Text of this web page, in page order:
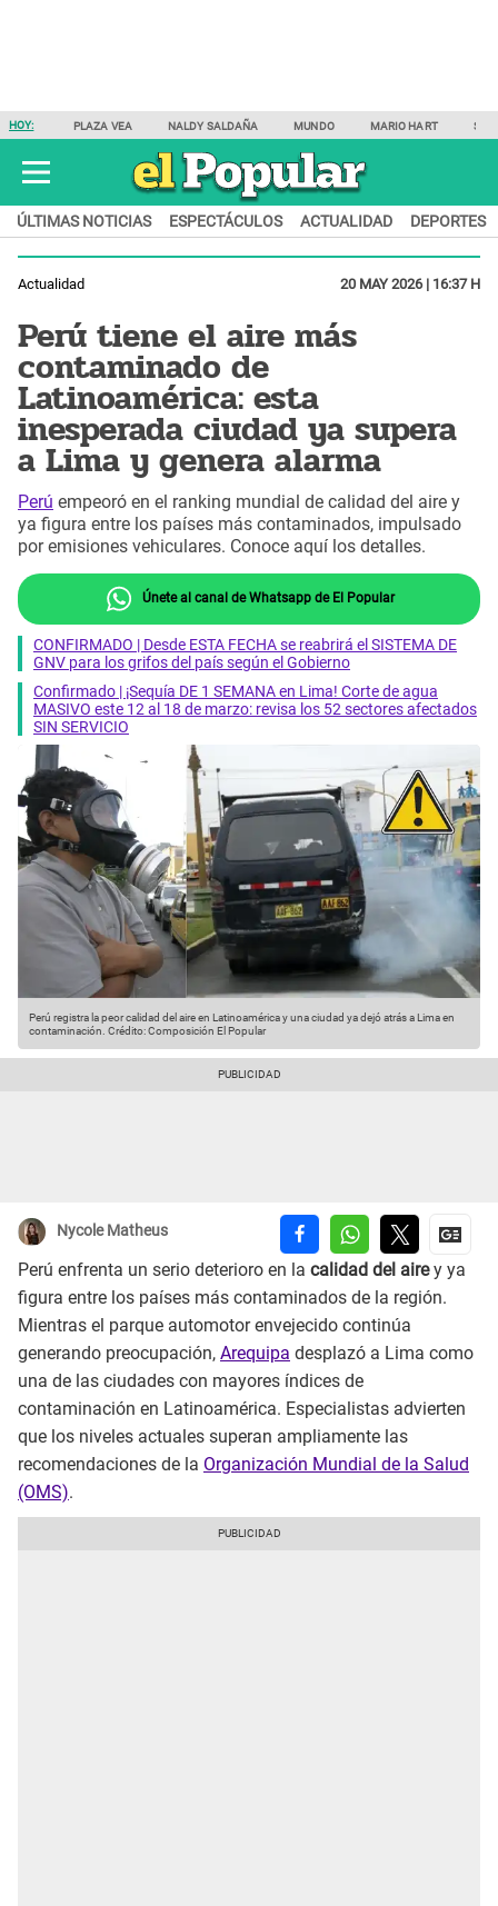
HOY: PLAZA VEA NALDY SALDAÑA MUNDO MARIO HART
ÚLTIMAS NOTICIAS ESPECTÁCULOS ACTUALIDAD DEPORTES
Actualidad 20 MAY 2026 | 16:37 H
Perú tiene el aire más
contaminado de
Latinoamérica: esta
inesperada ciudad ya supera
a Lima y genera alarma
Perú empeoró en el ranking mundial de calidad del aire y
ya figura entre los países más contaminados, impulsado
por emisiones vehiculares. Conoce aquí los detalles.
Únete al canal de Whatsapp de El Popular
CONFIRMADO | Desde ESTA FECHA se reabrirá el SISTEMA DE
GNV para los grifos del país según el Gobierno
Confirmado | ¡Sequía DE 1 SEMANA en Lima! Corte de agua
MASIVO este 12 al 18 de marzo: revisa los 52 sectores afectados
SIN SERVICIO
Perú registra la peor calidad del aire en Latinoamérica y una ciudad ya dejó atrás a Lima en
contaminación. Crédito: Composición El Popular
Nycole Matheus
Perú enfrenta un serio deterioro en la calidad del airey ya
figura entre los países más contaminados de la región.
Mientras el parque automotor envejecido continúa
generando preocupación, Arequipa desplazó a Lima como
una de las ciudades con mayores índices de
contaminación en Latinoamérica. Especialistas advierten
que los niveles actuales superan ampliamente las
recomendaciones de la Organización Mundial de la Salud
(OMS).